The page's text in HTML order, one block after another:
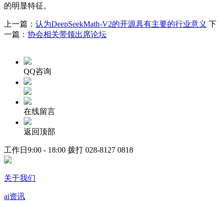
的明显特征。
上一篇： 认为DeepSeekMath-V2的开源具有主要的行业意义 下
一篇： 协会相关带领出席论坛
QQ咨询
在线留言
返回顶部
工作日9:00 - 18:00 拨打 028-8127 0818
关于我们
ai资讯